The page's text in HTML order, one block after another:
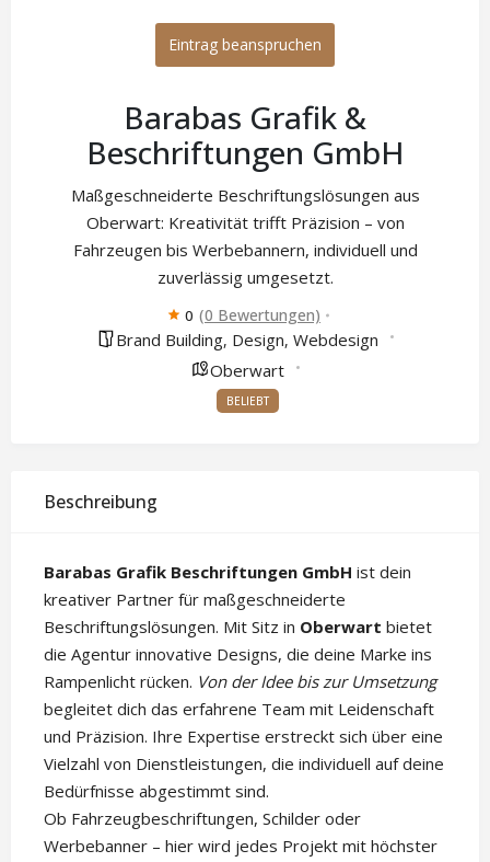
Eintrag beanspruchen
Barabas Grafik &
Beschriftungen GmbH
Maßgeschneiderte Beschriftungslösungen aus
Oberwart: Kreativität trifft Präzision – von
Fahrzeugen bis Werbebannern, individuell und
zuverlässig umgesetzt.
0 (0 Bewertungen)
Brand Building, Design, Webdesign
Oberwart
BELIEBT
Beschreibung
Barabas Grafik Beschriftungen GmbH ist dein
kreativer Partner für maßgeschneiderte
Beschriftungslösungen. Mit Sitz in Oberwart bietet
die Agentur innovative Designs, die deine Marke ins
Rampenlicht rücken. Von der Idee bis zur Umsetzung
begleitet dich das erfahrene Team mit Leidenschaft
und Präzision. Ihre Expertise erstreckt sich über eine
Vielzahl von Dienstleistungen, die individuell auf deine
Bedürfnisse abgestimmt sind.
Ob Fahrzeugbeschriftungen, Schilder oder
Werbebanner – hier wird jedes Projekt mit höchster